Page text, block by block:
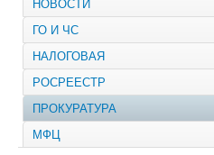
ГО И ЧС
НАЛОГОВАЯ
РОСРЕЕСТР
ПРОКУРАТУРА
МФЦ